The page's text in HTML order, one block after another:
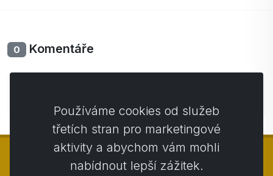
0 Komentáře
Používáme cookies od služeb
třetích stran pro marketingové
aktivity a abychom vám mohli
nabídnout lepší zážitek.